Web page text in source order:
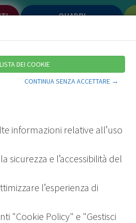
QUADRI
Cosa
orientate
proprio
LISTA DEI COOKIE
CONTINUA SENZA ACCETTARE →
informazioni relative all’uso
e l’accessibilità del
l’esperienza di
"Cookie Policy" e "Gestisci